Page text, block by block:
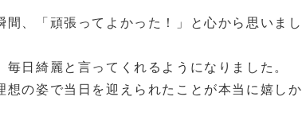
間、「頑張ってよかった！」と心から思いま
日綺麗と言ってくれるようになりました。
の姿で当日を迎えられたことが本当に嬉しか